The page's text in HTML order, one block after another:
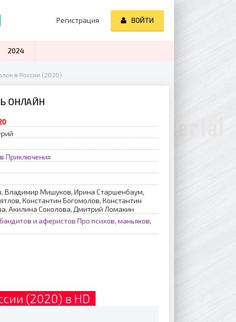
в России (2020)
ОНЛАЙН
Приключения
Владимир Мишуков, Ирина Старшенбаум,
Константин Богомолов, Константин
Акилина Соколова, Дмитрий Ломакин
и аферистов Про психов, маньяков,
(2020) в HD
Регистрация ВОЙТИ
2024